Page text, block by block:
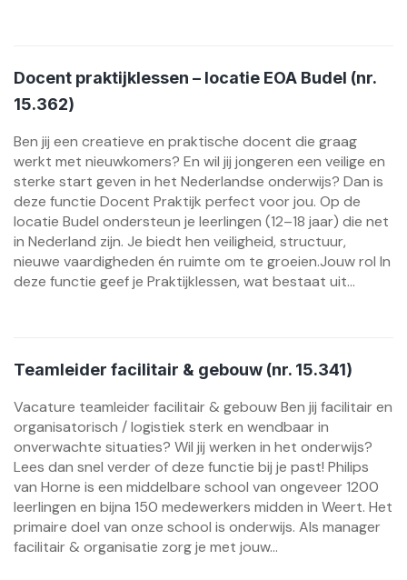
Docent praktijklessen – locatie EOA Budel (nr.
15.362)
Ben jij een creatieve en praktische docent die graag
werkt met nieuwkomers? En wil jij jongeren een veilige en
sterke start geven in het Nederlandse onderwijs? Dan is
deze functie Docent Praktijk perfect voor jou. Op de
locatie Budel ondersteun je leerlingen (12–18 jaar) die net
in Nederland zijn. Je biedt hen veiligheid, structuur,
nieuwe vaardigheden én ruimte om te groeien.Jouw rol In
deze functie geef je Praktijklessen, wat bestaat uit...
Teamleider facilitair & gebouw (nr. 15.341)
Vacature teamleider facilitair & gebouw Ben jij facilitair en
organisatorisch / logistiek sterk en wendbaar in
onverwachte situaties? Wil jij werken in het onderwijs?
Lees dan snel verder of deze functie bij je past! Philips
van Horne is een middelbare school van ongeveer 1200
leerlingen en bijna 150 medewerkers midden in Weert. Het
primaire doel van onze school is onderwijs. Als manager
facilitair & organisatie zorg je met jouw...